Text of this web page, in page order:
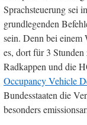
Sprachsteuerung sei
grundlegenden
sein. Denn bei einem
es, dort für 3
Radkappen und die
Occupancy Vehicle
Bundesstaaten die
besonders